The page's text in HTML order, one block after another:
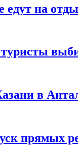
на
в
прямых